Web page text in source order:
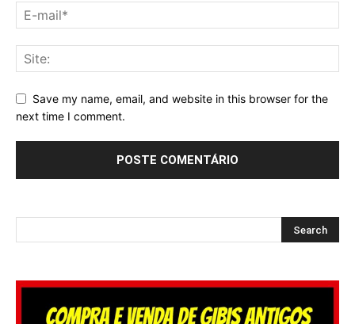
Save my name, email, and website in this browser for the
next time I comment.